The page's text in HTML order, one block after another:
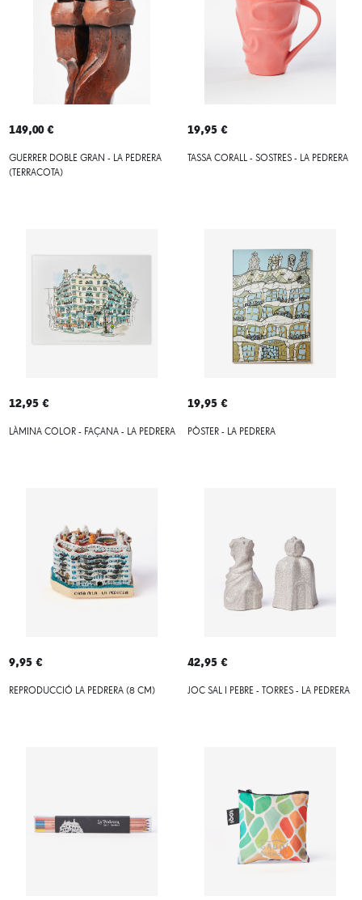
149,00 €
GUERRER DOBLE GRAN - LA PEDRERA
(TERRACOTA)
19,95 €
TASSA CORALL - SOSTRES - LA PEDRERA
12,95 €
LÀMINA COLOR - FAÇANA - LA PEDRERA
19,95 €
PÒSTER - LA PEDRERA
9,95 €
REPRODUCCIÓ LA PEDRERA (8 CM)
42,95 €
JOC SAL I PEBRE - TORRES - LA PEDRERA